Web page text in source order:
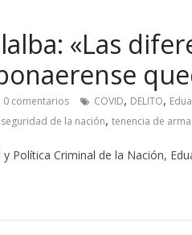
«Las
0 comentarios COVID, DELITO,
de la nación, tenencia de
y Política Criminal de la Nación,